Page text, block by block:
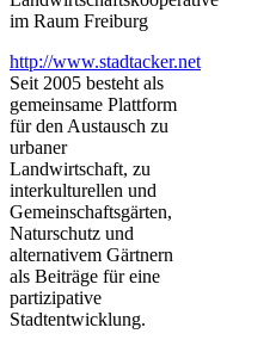
im Raum Freiburg
http://www.stadtacker.net
Seit 2005 besteht als
gemeinsame Plattform
für den Austausch zu
urbaner
Landwirtschaft, zu
interkulturellen und
Gemeinschaftsgärten,
Naturschutz und
alternativem Gärtnern
als Beiträge für eine
partizipative
Stadtentwicklung.